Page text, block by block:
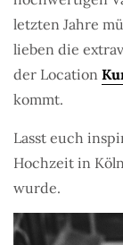
letzten Jahre
lieben die
der Location
kommt.
Lasst euch
Hochzeit in
wurde.